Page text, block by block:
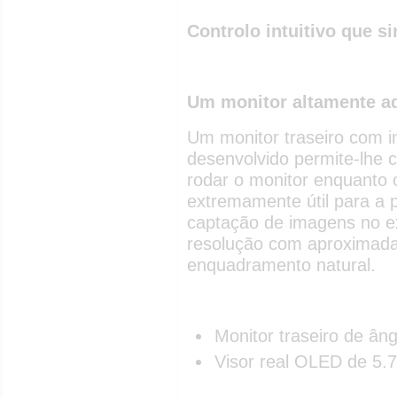
Controlo intuitivo que
Um monitor altamente
Um monitor traseiro com
desenvolvido permite-lhe
rodar o monitor enquanto
extremamente útil para a
captação de imagens no
resolução com
enquadramento natural.
Monitor traseiro de
Visor real OLED de